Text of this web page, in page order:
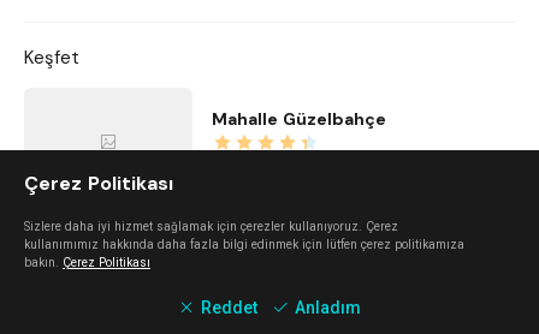
Keşfet
Mahalle Güzelbahçe
Kidzone Balçova - Çocuk Gelişim ve Aktivite Merkezi
Balçova
Çerez Politikası
Sizlere daha iyi hizmet sağlamak için çerezler kullanıyoruz. Çerez
kullanımımız hakkında daha fazla bilgi edinmek için lütfen çerez politikamıza
bakın. Çerez Politikası
Reddet Anladım